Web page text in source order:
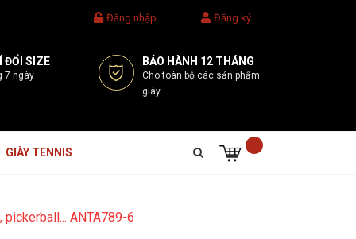
Đăng nhập Đăng ký
ĐỔI SIZE
7 ngày
BẢO HÀNH 12 THÁNG
Cho toàn bộ các sản phẩm
giày
GIÀY TENNIS
pickerball... ANTA789-6